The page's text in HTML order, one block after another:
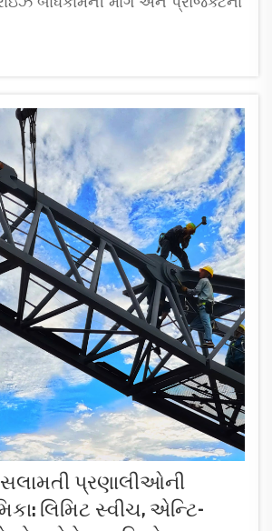
પ્રોજેક્ટની શરૂઆતમાંથી જ
માટે યોગ્ય ક્રેન મેળવવી અત્યંત
આધારિત...
સલામતી પ્રણાલીઓની
લિમિટ સ્વીચ, એન્ટિ-